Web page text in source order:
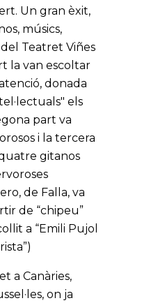
Un gran èxit,
músics,
del Teatret Viñes
la van escoltar
donada
els
part va
i la tercera
gitanos
de Falla, va
de “chipeu”
a “Emili Pujol
a Canàries,
on ja